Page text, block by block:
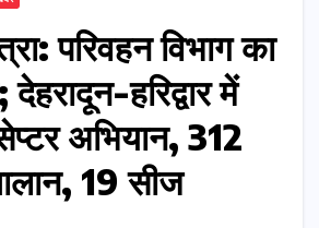
परिवहन विभाग का
हरिद्वार में
अभियान, 312
19 सीज